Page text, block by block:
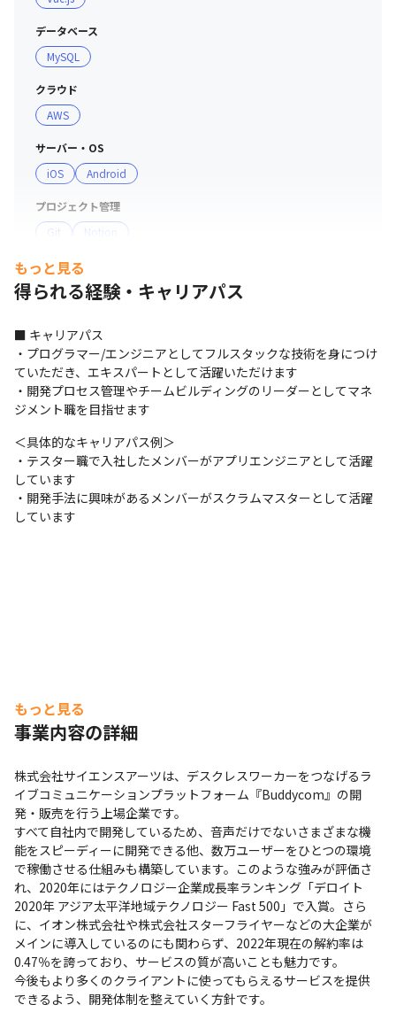
・メンバーがチャレンジすることは、みんなで支えていこ
うという文化があります
・各エンジニアに裁量があり、詳細な開発スケジュールは
自分で組むことができる環境です
データベース
MySQL
クラウド
AWS
サーバー・OS
iOS
Android
プロジェクト管理
Git
Notion
コミュニケーションツール
Slack
現場で選択可能（Windows/Mac）
もっと見る
得られる経験・キャリアパス
■ キャリアパス
・プログラマー/エンジニアとしてフルスタックな技術を身につけ
ていただき、エキスパートとして活躍いただけます
・開発プロセス管理やチームビルディングのリーダーとしてマネ
ジメント職を目指せます
＜具体的なキャリアパス例＞
・テスター職で入社したメンバーがアプリエンジニアとして活躍
しています
・開発手法に興味があるメンバーがスクラムマスターとして活躍
しています
もっと見る
事業内容の詳細
株式会社サイエンスアーツは、デスクレスワーカーをつなげるラ
イブコミュニケーションプラットフォーム『Buddycom』の開
発・販売を行う上場企業です。
すべて自社内で開発しているため、音声だけでないさまざまな機
能をスピーディーに開発できる他、数万ユーザーをひとつの環境
で稼働させる仕組みも構築しています。このような強みが評価さ
れ、2020年にはテクノロジー企業成長率ランキング「デロイト
2020年 アジア太平洋地域テクノロジー Fast 500」で入賞。さら
に、イオン株式会社や株式会社スターフライヤーなどの大企業が
メインに導入しているのにも関わらず、2022年現在の解約率は
0.47％を誇っており、サービスの質が高いことも魅力です。
今後もより多くのクライアントに使ってもらえるサービスを提供
できるよう、開発体制を整えていく方針です。